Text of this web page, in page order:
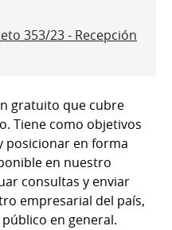
353/23 - Recepción
gratuito que cubre
Tiene como objetivos
posicionar en forma
en nuestro
consultas y enviar
empresarial del país,
en general.